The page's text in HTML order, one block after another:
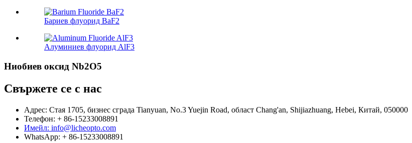
Бариев флуорид BaF2
Алуминиев флуорид AlF3
Ниобиев оксид Nb2O5
Свържете се с нас
Адрес: Стая 1705, бизнес сграда Tianyuan, No.3 Yuejin Road, област Chang'an, Shijiazhuang, Hebei, Китай, 050000
Телефон: + 86-15233008891
Имейл: info@licheopto.com
WhatsApp: + 86-15233008891